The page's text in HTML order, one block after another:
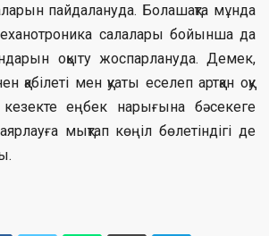
пайдалануда. Болашақта мұнда
салалары бойынша да
оқыту жоспарлануда. Демек,
қабілеті мен қуаты еселеп артқан оқу
еңбек нарығына бәсекеге
мықтап көңіл бөлетіндігі де